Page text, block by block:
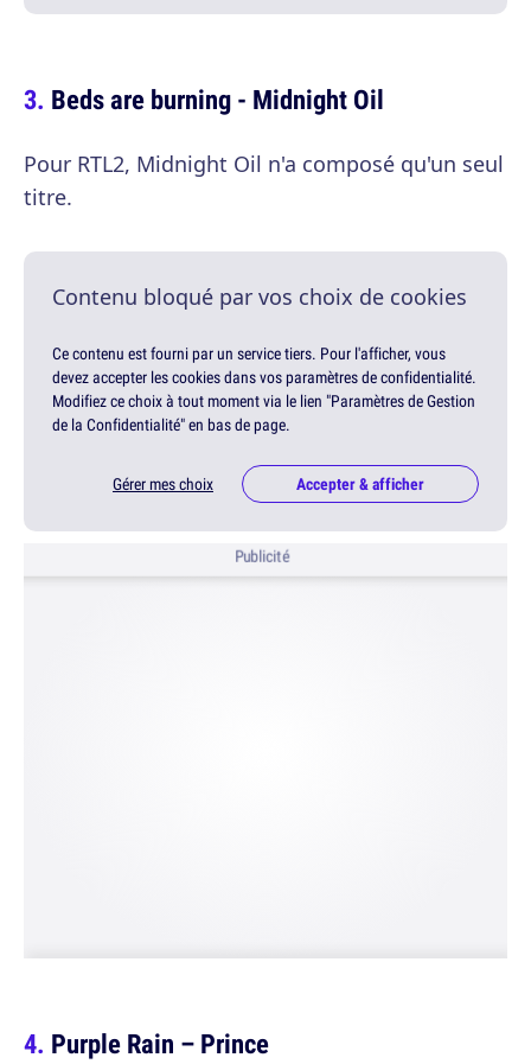
Beds are burning - Midnight Oil
Pour RTL2, Midnight Oil n'a composé qu'un seul
titre.
Contenu bloqué par vos choix de cookies
Ce contenu est fourni par un service tiers. Pour l'afficher, vous
devez accepter les cookies dans vos paramètres de confidentialité.
Modifiez ce choix à tout moment via le lien "Paramètres de Gestion
de la Confidentialité" en bas de page.
Gérer mes choix Accepter & afficher
Publicité
Purple Rain – Prince